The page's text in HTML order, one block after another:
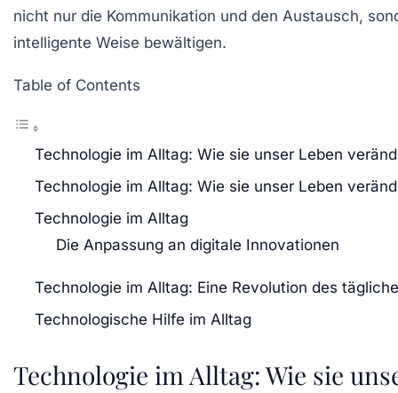
nicht nur die Kommunikation und den Austausch,
intelligente Weise bewältigen.
Table of Contents
Technologie im Alltag: Wie sie unser Leben
Technologie im Alltag: Wie sie unser Leben
Technologie im Alltag
Die Anpassung an digitale Innovationen
Technologie im Alltag: Eine Revolution des
Technologische Hilfe im Alltag
Technologie im Alltag: Wie sie